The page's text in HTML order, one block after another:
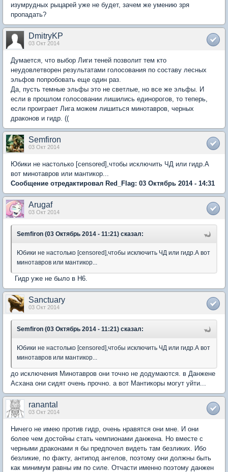
изумрудных рыцарей уже не будет, зачем же умению зря
пропадать?
DmitryKP
03 Окт 2014
Думается, что выбор Лиги теней позволит тем кто
неудовлетворен результатами голосования по составу лесных
эльфов попробовать еще один раз.
Да, пусть темные эльфы это не светлые, но все же эльфы. И
если в прошлом голосовании лишились единорогов, то теперь,
если проиграет Лига можем лишиться минотавров, черных
драконов и гидр. ((
Semfiron
03 Окт 2014
Юбики не настолько [censored],чтобы исключить ЧД или гидр.А
вот минотавров или мантикор...
Сообщение отредактировал Red_Flag: 03 Октябрь 2014 - 14:31
Arugaf
03 Окт 2014
Semfiron (03 Октябрь 2014 - 11:21) сказал:
Юбики не настолько [censored],чтобы исключить ЧД или гидр.А вот
минотавров или мантикор...
Гидр уже не было в H6.
Sanctuary
03 Окт 2014
Semfiron (03 Октябрь 2014 - 11:21) сказал:
Юбики не настолько [censored],чтобы исключить ЧД или гидр.А вот
минотавров или мантикор...
до исключения Минотавров они точно не додумаются. в Данжене
Асхана они сидят очень прочно. а вот Мантикоры могут уйти...
ranantal
03 Окт 2014
Ничего не имею против гидр, очень нравятся они мне. И они
более чем достойны стать чемпионами данжена. Но вместе с
черными драконами я бы предпочел видеть там безликих. Ибо
безликие, по факту, антипод ангелов, поэтому они должны быть
как минимум равны им по силе. Отчасти именно поэтому данжен